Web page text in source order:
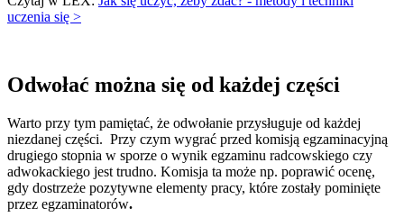
uczenia się >
Odwołać można się od każdej części
Warto przy tym pamiętać, że odwołanie przysługuje od każdej
niezdanej części. Przy czym wygrać przed komisją egzaminacyjną
drugiego stopnia w sporze o wynik egzaminu radcowskiego czy
adwokackiego jest trudno. Komisja ta może np. poprawić ocenę,
gdy dostrzeże pozytywne elementy pracy, które zostały pominięte
przez egzaminatorów.